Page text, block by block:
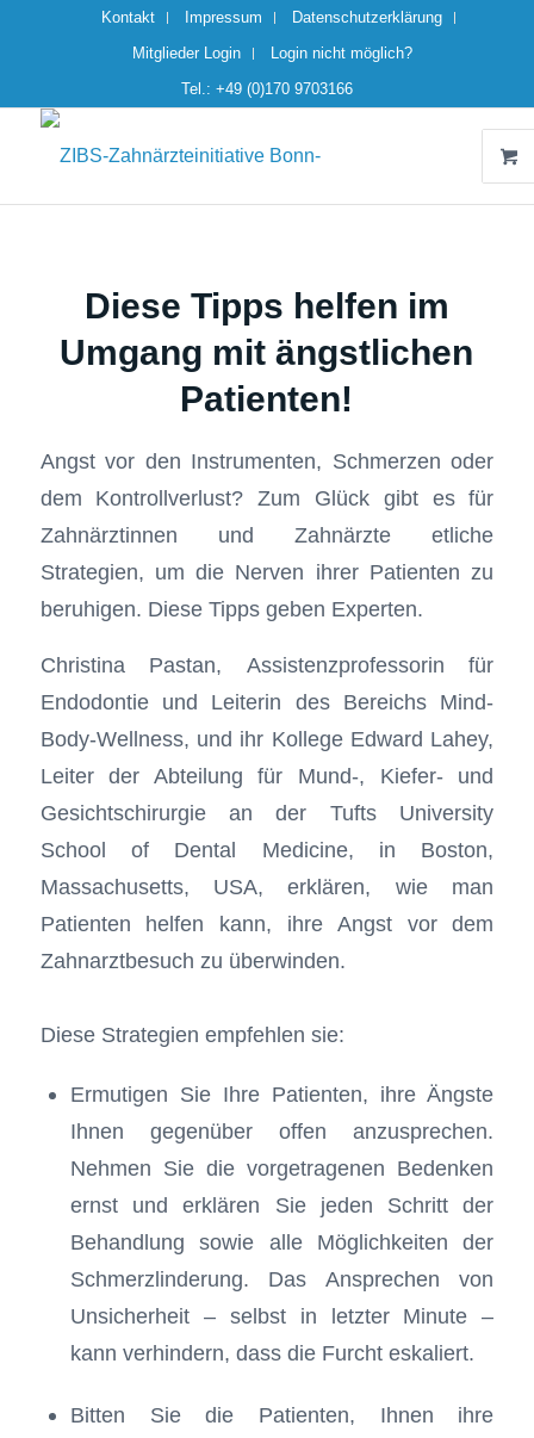
Kontakt Impressum
Datenschutzerklärung
Mitglieder Login
Login nicht möglich?
Tel.: +49 (0)170 9703166
Diese Tipps helfen im
Umgang mit ängstlichen
Patienten!
Angst vor den Instrumenten, Schmerzen oder
dem Kontrollverlust? Zum Glück gibt es für
Zahnärztinnen und Zahnärzte etliche
Strategien, um die Nerven ihrer Patienten zu
beruhigen. Diese Tipps geben Experten.
Christina Pastan, Assistenzprofessorin für
Endodontie und Leiterin des Bereichs Mind-
Body-Wellness, und ihr Kollege Edward Lahey,
Leiter der Abteilung für Mund-, Kiefer- und
Gesichtschirurgie an der Tufts University
School of Dental Medicine, in Boston,
Massachusetts, USA, erklären, wie man
Patienten helfen kann, ihre Angst vor dem
Zahnarztbesuch zu überwinden.
Diese Strategien empfehlen sie:
Ermutigen Sie Ihre Patienten, ihre Ängste
Ihnen gegenüber offen anzusprechen.
Nehmen Sie die vorgetragenen Bedenken
ernst und erklären Sie jeden Schritt der
Behandlung sowie alle Möglichkeiten der
Schmerzlinderung. Das Ansprechen von
Unsicherheit – selbst in letzter Minute –
kann verhindern, dass die Furcht eskaliert.
Bitten Sie die Patienten, Ihnen ihre